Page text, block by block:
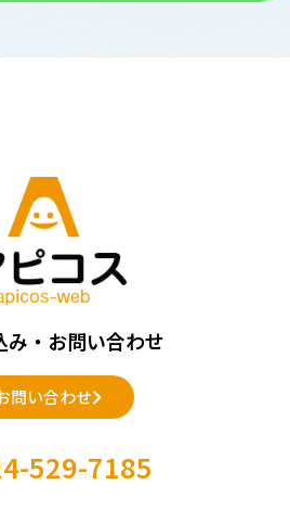
み・お問い合わせ
問い合わせ
529-7185